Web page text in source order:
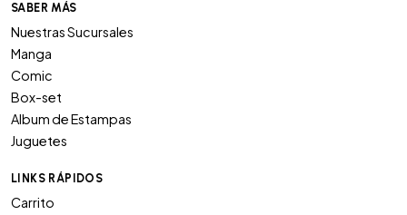
SABER MÁS
Nuestras Sucursales
Manga
Comic
Box-set
Album de Estampas
Juguetes
LINKS RÁPIDOS
Carrito